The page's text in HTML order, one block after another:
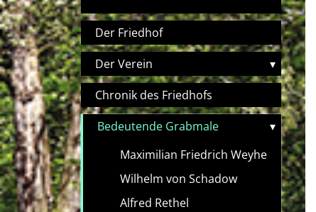
Hauptnavigation
Der Friedhof
Der Verein
▾
Chronik des Friedhofs
Bedeutende Grabmale
▾
Maximilian Friedrich Weyhe
Wilhelm von Schadow
Alfred Rethel